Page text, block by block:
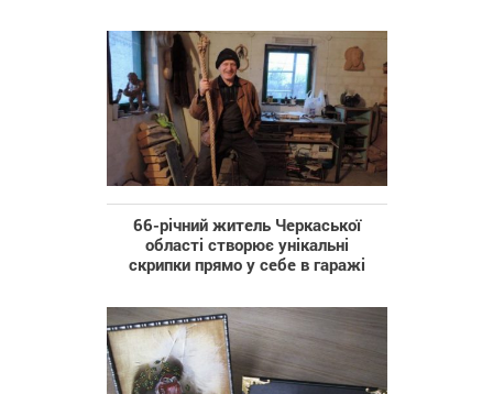
66-річний житель Черкаської
області створює унікальні
скрипки прямо у себе в гаражі